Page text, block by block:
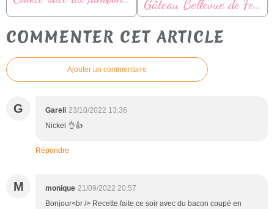
Gâteau Bellevue de Felder, au chocolat et sans beurre !
COMMENTER CET ARTICLE
Ajouter un commentaire
G Gareli 23/10/2022 13:36
Nickel 👌👍
Répondre
M monique 21/09/2022 20:57
Bonjour<br /> Recette faite ce soir avec du bacon coupé en